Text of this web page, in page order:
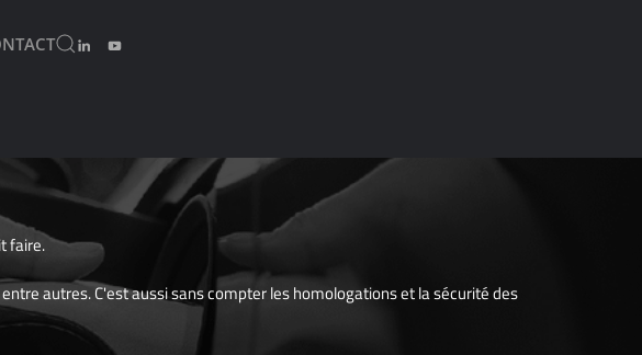
faire.
autres. C'est aussi sans compter les homologations et la sécurité des